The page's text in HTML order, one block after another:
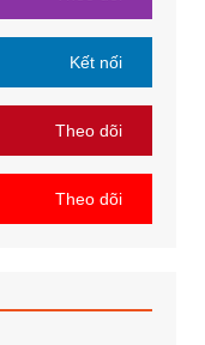
Kết nối
Theo dõi
Theo dõi